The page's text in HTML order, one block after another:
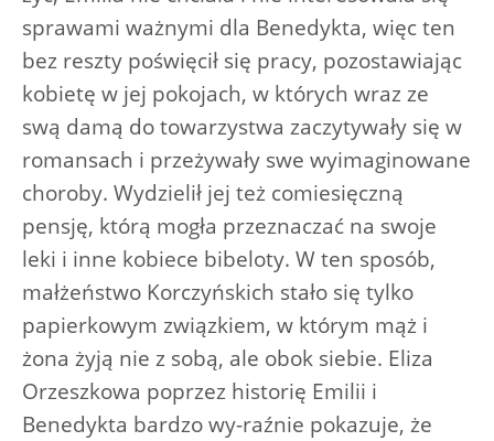
sprawami ważnymi dla Benedykta, więc ten
bez reszty poświęcił się pracy, pozostawiając
kobietę w jej pokojach, w których wraz ze
swą damą do towarzystwa zaczytywały się w
romansach i przeżywały swe wyimaginowane
choroby. Wydzielił jej też comiesięczną
pensję, którą mogła przeznaczać na swoje
leki i inne kobiece bibeloty. W ten sposób,
małżeństwo Korczyńskich stało się tylko
papierkowym związkiem, w którym mąż i
żona żyją nie z sobą, ale obok siebie. Eliza
Orzeszkowa poprzez historię Emilii i
Benedykta bardzo wy-raźnie pokazuje, że